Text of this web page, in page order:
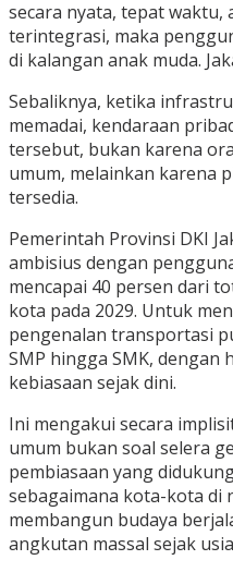
secara nyata, tepat waktu,
terintegrasi, maka
di kalangan anak muda.
Sebaliknya, ketika
memadai, kendaraan
tersebut, bukan karena
umum, melainkan karena
tersedia.
Pemerintah Provinsi DKI
ambisius dengan
mencapai 40 persen dari
kota pada 2029. Untuk
pengenalan transportasi
SMP hingga SMK, dengan
kebiasaan sejak dini.
Ini mengakui secara
umum bukan soal selera
pembiasaan yang
sebagaimana kota-kota di
membangun budaya
angkutan massal sejak